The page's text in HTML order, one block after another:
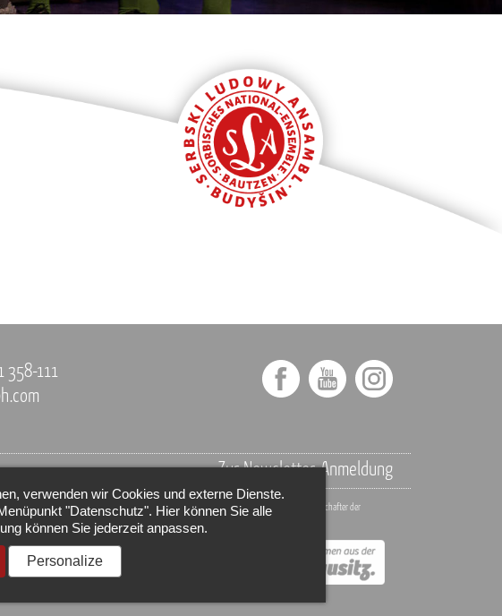
358-111
→ Zur Newsletter-Anmeldung
Wir sind Markenbotschafter der
verwenden wir Cookies und externe Dienste.
"Datenschutz". Hier können Sie alle
können Sie jederzeit anpassen.
Personalize